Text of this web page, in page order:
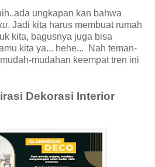
ungkapan kan bahwa
. Jadi kita harus membuat rumah
kita, bagusnya juga bisa
kita ya... hehe... Nah teman-
mudahan keempat tren ini
Dekorasi Interior